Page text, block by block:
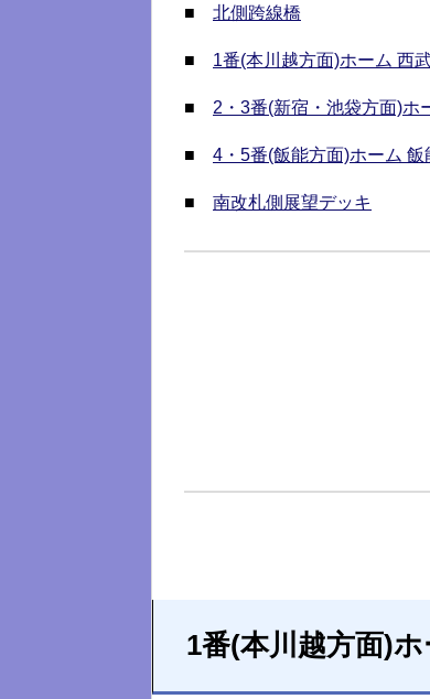
■ 北側跨線橋
■ 1番(本川越方面)ホーム 西
■ 2・3番(新宿・池袋方面)ホ
■ 4・5番(飯能方面)ホーム 飯
■ 南改札側展望デッキ
1番(本川越方面)